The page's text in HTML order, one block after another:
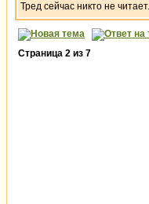
Тред сейчас никто не читает.
Страница 2 из 7